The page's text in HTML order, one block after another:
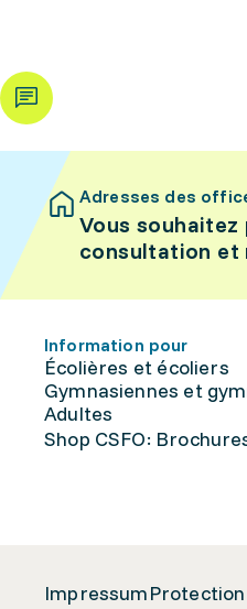
Adresses des
Vous souhaitez
consultation et
Information pour
Écolières et écoliers
Gymnasiennes et
Adultes
Shop CSFO:
Impressum